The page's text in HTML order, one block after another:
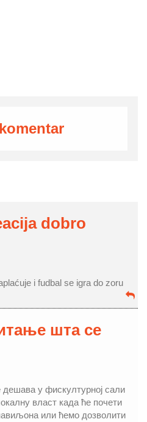
dobro
i fudbal se igra do zoru
шта се
у фискултурној сали
власт када ће почети
или ћемо дозволити